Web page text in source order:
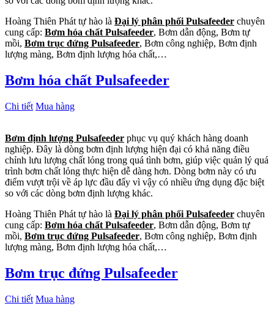
Hoàng Thiên Phát tự hào là Đại lý phân phối Pulsafeeder chuyên
cung cấp: Bơm hóa chất Pulsafeeder, Bơm dẫn động, Bơm tự
mồi, Bơm trục đứng Pulsafeeder, Bơm công nghiệp, Bơm định
lượng màng, Bơm định lượng hóa chất,…
Bơm hóa chất Pulsafeeder
Chi tiết Mua hàng
Bơm định lượng Pulsafeeder phục vụ quý khách hàng doanh
nghiệp. Đây là dòng bơm định lượng hiện đại có khả năng điều
chỉnh lưu lượng chất lỏng trong quá tình bơm, giúp việc quản lý quá
trình bơm chất lỏng thực hiện dễ dàng hơn. Dòng bơm này có ưu
điểm vượt trội về áp lực đầu đẩy vì vậy có nhiều ứng dụng đặc biệt
so với các dòng bơm định lượng khác.
Hoàng Thiên Phát tự hào là Đại lý phân phối Pulsafeeder chuyên
cung cấp: Bơm hóa chất Pulsafeeder, Bơm dẫn động, Bơm tự
mồi, Bơm trục đứng Pulsafeeder, Bơm công nghiệp, Bơm định
lượng màng, Bơm định lượng hóa chất,…
Bơm trục đứng Pulsafeeder
Chi tiết Mua hàng